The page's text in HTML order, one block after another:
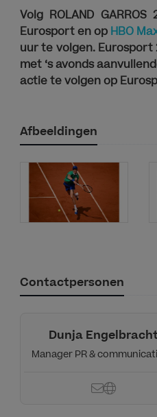
Volg ROLAND
Eurosport en op HBO
uur te volgen. Eurosport
met ‘s avonds
actie te volgen op
Afbeeldingen
Contactpersonen
Dunja Engelbracht
Manager PR &